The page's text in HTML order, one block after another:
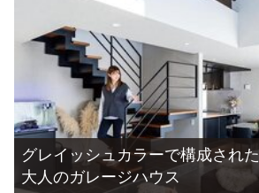
グレイッシュカラーで構成された
大人のガレージハウス